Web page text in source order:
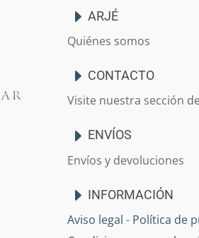
ARJÉ
Quiénes somos
CONTACTO
Visite nuestra sección
ENVÍOS
Envíos y devoluciones
INFORMACIÓN
Aviso legal - Política de